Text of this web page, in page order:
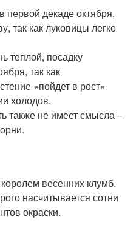
первой декаде октября,
так как луковицы легко
теплой, посадку
так как
«пойдет в рост»
холодов.
также не имеет смысла –
весенних клумб.
насчитывается сотни
окраски.